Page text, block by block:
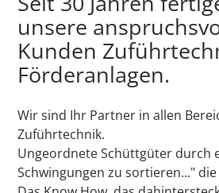
unsere
Kunden
Förderanlagen.
Wir sind Ihr Partner in allen
Zuführtechnik.
Ungeordnete Schüttgüter durch
Schwingungen zu sortieren..."
der Website erforderlich.
Einverständnis-Cookie
Zweck:
Dieser Cookie speichert die
Einverständnis-Optionen des